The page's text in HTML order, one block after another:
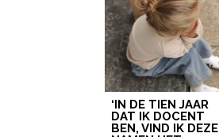
‘IN DE TIEN JAAR
DAT IK DOCENT
BEN, VIND IK DEZE